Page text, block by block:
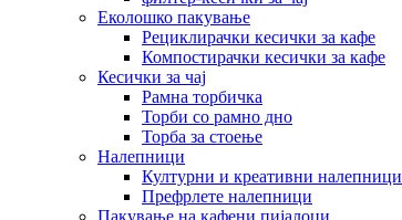
Еколошко пакување
Рециклирачки кесички за кафе
Компостирачки кесички за кафе
Кесички за чај
Рамна торбичка
Торби со рамно дно
Торба за стоење
Налепници
Културни и креативни налепници
Префрлете налепници
Пакување на кафени пијалоци